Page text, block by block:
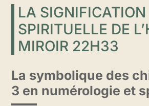
LA SIGNIFICATION
SPIRITUELLE DE
MIROIR 22H33
La symbolique des
3 en numérologie et